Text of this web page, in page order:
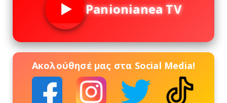
Panionianea TV
Ακολούθησέ μας στα Social Media!